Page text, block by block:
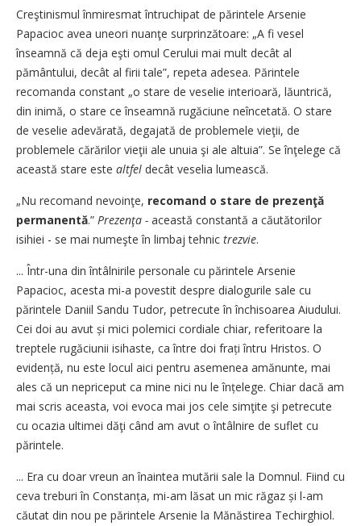
Creştinismul înmiresmat întruchipat de părintele Arsenie
Papacioc avea uneori nuanţe surprinzătoare: „A fi vesel
înseamnă că deja eşti omul Cerului mai mult decât al
pământului, decât al firii tale”, repeta adesea. Părintele
recomanda constant „o stare de veselie interioară, lăuntrică,
din inimă, o stare ce înseamnă rugăciune neîncetată. O stare
de veselie adevărată, degajată de problemele vieţii, de
problemele cărărilor vieţii ale unuia şi ale altuia”. Se înţelege că
această stare este altfel decât veselia lumească.
„Nu recomand nevoinţe, recomand o stare de prezenţă
permanentă.” Prezenţa - această constantă a căutătorilor
isihiei - se mai numeşte în limbaj tehnic trezvie.
... Într-una din întâlnirile personale cu părintele Arsenie
Papacioc, acesta mi-a povestit despre dialogurile sale cu
părintele Daniil Sandu Tudor, petrecute în închisoarea Aiudului.
Cei doi au avut și mici polemici cordiale chiar, referitoare la
treptele rugăciunii isihaste, ca între doi frați întru Hristos. O
evidență, nu este locul aici pentru asemenea amănunte, mai
ales că un nepriceput ca mine nici nu le înțelege. Chiar dacă am
mai scris aceasta, voi evoca mai jos cele simţite şi petrecute
cu ocazia ultimei dăţi când am avut o întâlnire de suflet cu
părintele.
... Era cu doar vreun an înaintea mutării sale la Domnul. Fiind cu
ceva treburi în Con­stanța, mi-am lăsat un mic răgaz și l-am
căutat din nou pe părintele Arsenie la Mănăstirea Techirghiol.